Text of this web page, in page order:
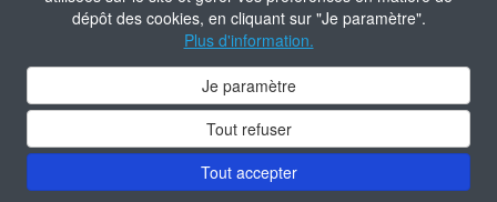
dépôt des cookies, en cliquant sur "Je paramètre".
Plus d'information.
Je paramètre
Tout refuser
Tout accepter